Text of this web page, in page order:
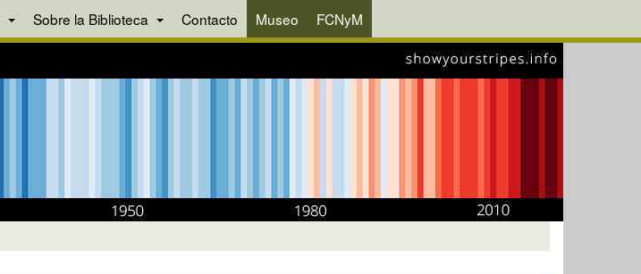
Sobre la Biblioteca Contacto Museo FCNyM